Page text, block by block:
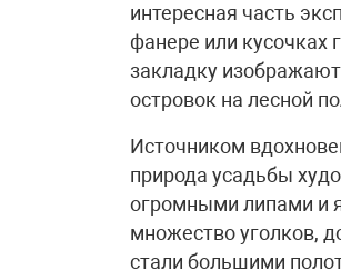
интересная часть
фанере или кусочках
закладку
островок на лесной
Источником
природа усадьбы
огромными липами и
множество уголков,
стали большими